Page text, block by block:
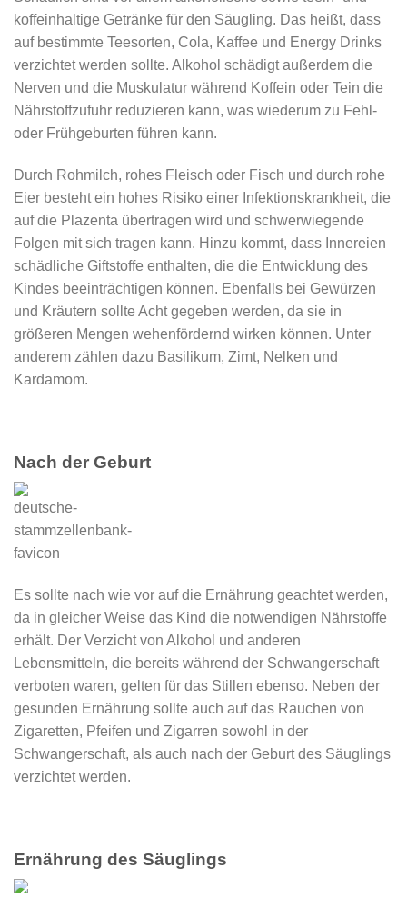
koffeinhaltige Getränke für den Säugling. Das heißt, dass
auf bestimmte Teesorten, Cola, Kaffee und Energy Drinks
verzichtet werden sollte. Alkohol schädigt außerdem die
Nerven und die Muskulatur während Koffein oder Tein die
Nährstoffzufuhr reduzieren kann, was wiederum zu Fehl-
oder Frühgeburten führen kann.
Durch Rohmilch, rohes Fleisch oder Fisch und durch rohe
Eier besteht ein hohes Risiko einer Infektionskrankheit, die
auf die Plazenta übertragen wird und schwerwiegende
Folgen mit sich tragen kann. Hinzu kommt, dass Innereien
schädliche Giftstoffe enthalten, die die Entwicklung des
Kindes beeinträchtigen können. Ebenfalls bei Gewürzen
und Kräutern sollte Acht gegeben werden, da sie in
größeren Mengen wehenfördernd wirken können. Unter
anderem zählen dazu Basilikum, Zimt, Nelken und
Kardamom.
Nach der Geburt
Es sollte nach wie vor auf die Ernährung geachtet werden,
da in gleicher Weise das Kind die notwendigen Nährstoffe
erhält. Der Verzicht von Alkohol und anderen
Lebensmitteln, die bereits während der Schwangerschaft
verboten waren, gelten für das Stillen ebenso. Neben der
gesunden Ernährung sollte auch auf das Rauchen von
Zigaretten, Pfeifen und Zigarren sowohl in der
Schwangerschaft, als auch nach der Geburt des Säuglings
verzichtet werden.
Ernährung des Säuglings